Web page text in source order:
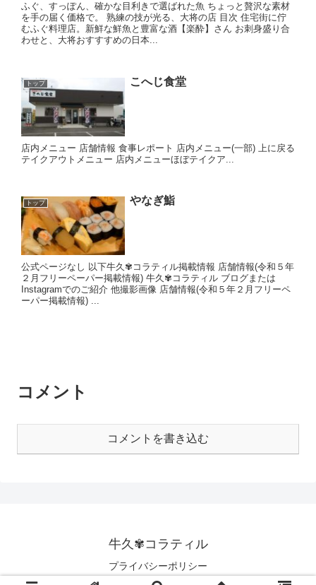
ふぐ、すっぽん、確かな目利きで選ばれた魚 ちょっと贅沢な素材
を手の届く価格で。 熟練の技が光る、大将の店 目次 住宅街に佇
むふぐ料理店。新鮮な鮮魚と豊富な酒【楽酔】さん お刺身盛り合
わせと、大将おすすすめの日本...
トップ こへじ食堂
店内メニュー 店舗情報 食事レポート 店内メニュー(一部) 上に戻る
テイクアウトメニュー 店内メニューほぼテイクア...
トップ やなぎ鮨
公式ページなし 以下牛久✾コラティル掲載情報 店舗情報(令和５年
２月フリーペーパー掲載情報) 牛久✾コラティル ブログまたは
Instagramでのご紹介 他撮影画像 店舗情報(令和５年２月フリーペ
ーパー掲載情報) ...
コメント
コメントを書き込む
牛久✾コラティル
プライバシーポリシー